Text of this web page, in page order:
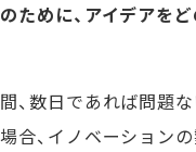
ために、アイデアを
、数日であれば問題な
合、イノベーション